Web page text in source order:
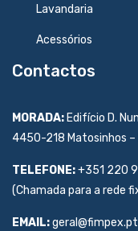
Lavandaria
Acessórios
Contactos
MORADA: Edifício D.
4450-218 Matosinhos –
TELEFONE:+351 220
(Chamada para a rede
EMAIL:geral@fimpex.pt